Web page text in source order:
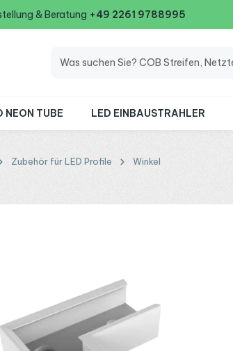
& Beratung +49 2261 9788995
NEON TUBE LED EINBAUSTRAHLER
Zubehör für LED Profile Winkel